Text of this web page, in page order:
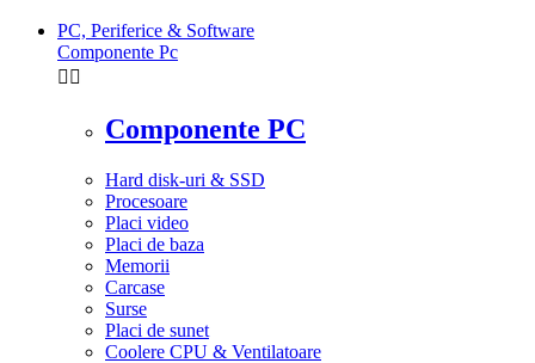
PC, Periferice & Software
Componente Pc
 
Componente PC
Hard disk-uri & SSD
Procesoare
Placi video
Placi de baza
Memorii
Carcase
Surse
Placi de sunet
Coolere CPU & Ventilatoare